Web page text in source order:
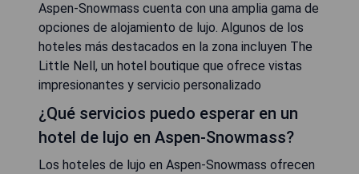
Aspen-Snowmass cuenta con una amplia gama de
opciones de alojamiento de lujo. Algunos de los
hoteles más destacados en la zona incluyen The
Little Nell, un hotel boutique que ofrece vistas
impresionantes y servicio personalizado
¿Qué servicios puedo esperar en un
hotel de lujo en Aspen-Snowmass?
Los hoteles de lujo en Aspen-Snowmass ofrecen